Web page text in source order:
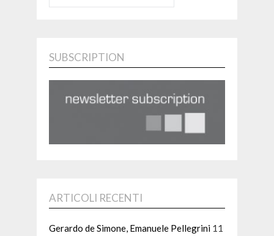
SUBSCRIPTION
ARTICOLI RECENTI
Gerardo de Simone, Emanuele Pellegrini 11